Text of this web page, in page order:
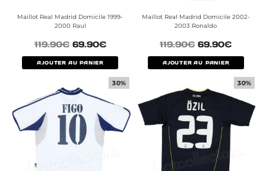
Maillot Real Madrid Domicile 1999-
2000 Raul
119.90€ 69.90€
AJOUTER AU PANIER
Maillot Real Madrid Domicile 2002-
2003 Ronaldo
119.90€ 69.90€
AJOUTER AU PANIER
30% 30%